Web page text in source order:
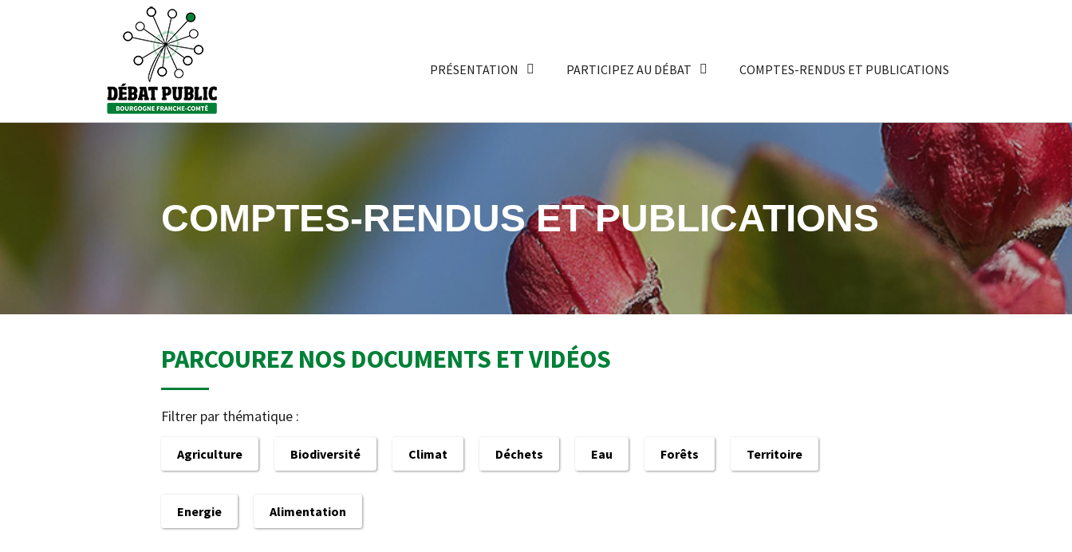
PRÉSENTATION PARTICIPEZ AU DÉBAT COMPTES-RENDUS ET PUBLICATIONS
COMPTES-RENDUS ET PUBLICATIONS
PARCOUREZ NOS DOCUMENTS ET VIDÉOS
Filtrer par thématique :
Agriculture Biodiversité Climat Déchets Eau Forêts Territoire
Energie Alimentation